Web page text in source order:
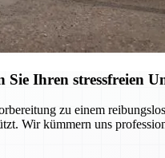
Ihren stressfreien
zu einem
Wir kümmern uns